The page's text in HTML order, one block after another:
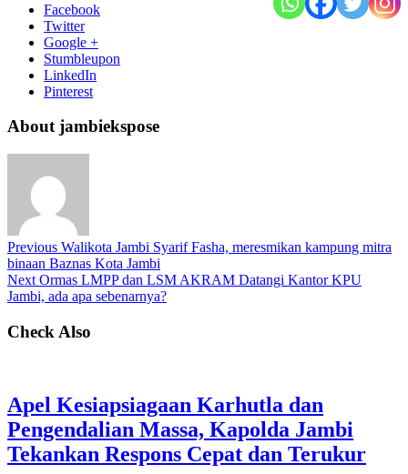
Facebook
Twitter
Google +
Stumbleupon
LinkedIn
Pinterest
About jambiekspose
Previous Walikota Jambi Syarif Fasha, meresmikan kampung mitra
binaan Baznas Kota Jambi
Next Ormas LMPP dan LSM AKRAM Datangi Kantor KPU
Jambi, ada apa sebenarnya?
Check Also
Apel Kesiapsiagaan Karhutla dan
Pengendalian Massa, Kapolda Jambi
Tekankan Respons Cepat dan Terukur